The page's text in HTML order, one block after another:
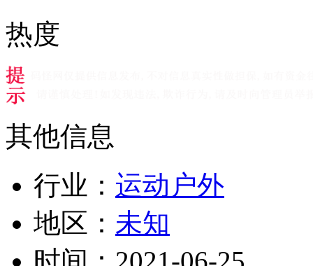
热度
其他信息
行业： 运动户外
地区： 未知